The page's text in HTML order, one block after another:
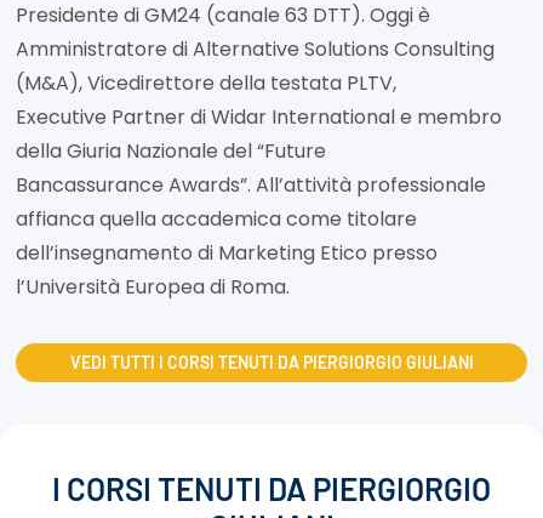
Presidente di GM24 (canale 63 DTT). Oggi è
Amministratore di Alternative Solutions Consulting
(M&A), Vicedirettore della testata PLTV,
Executive Partner di Widar International e membro
della Giuria Nazionale del “Future
Bancassurance Awards”. All’attività professionale
affianca quella accademica come titolare
dell’insegnamento di Marketing Etico presso
l’Università Europea di Roma.
VEDI TUTTI I CORSI TENUTI DA PIERGIORGIO GIULIANI
I CORSI TENUTI DA PIERGIORGIO